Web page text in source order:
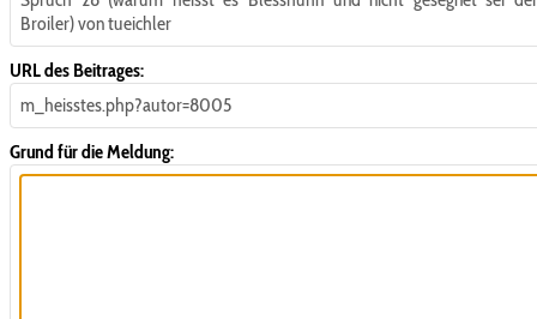
Broiler) von tueichler
URL des Beitrages:
m_heisstes.php?autor=8005
Grund für die Meldung: